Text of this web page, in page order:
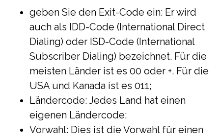
geben Sie den Exit-Code ein: Er wird
auch als IDD-Code (International Direct
Dialing) oder ISD-Code (International
Subscriber Dialing) bezeichnet. Für die
meisten Länder ist es 00 oder +. Für die
USA und Kanada ist es 011;
Ländercode: Jedes Land hat einen
eigenen Ländercode;
Vorwahl: Dies ist die Vorwahl für einen